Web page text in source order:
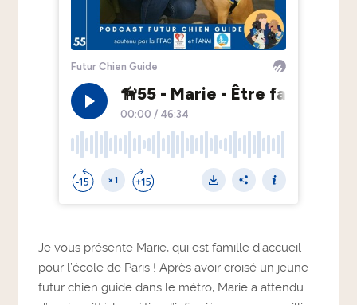
Je vous présente Marie, qui est famille d’accueil
pour l’école de Paris ! Après avoir croisé un jeune
futur chien guide dans le métro, Marie a attendu